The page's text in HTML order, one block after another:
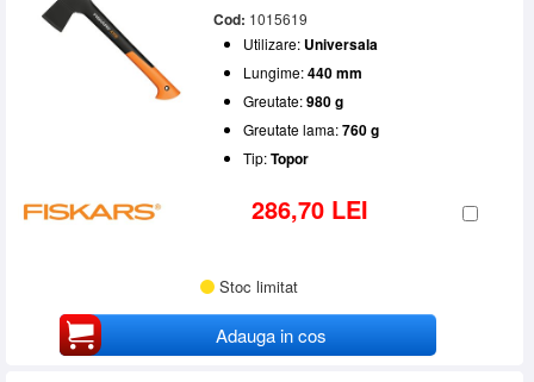
Cod: 1015619
Utilizare: Universala
Lungime:440 mm
Greutate:980 g
Greutate lama:760 g
Tip:Topor
286,70 LEI
Stoc limitat
Adauga in cos